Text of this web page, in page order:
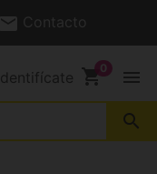
Contacto
Identifícate shopping_cart menu
search